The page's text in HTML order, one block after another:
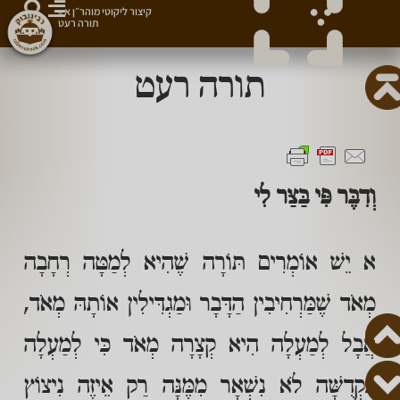
תורה רעט
וְדִבֶּר פִּי בַּצַּר לִי
א יֵשׁ אוֹמְרִים תּוֹרָה שֶׁהִיא לְמַטָּה רְחָבָה
מְאֹד שֶׁמַּרְחִיבִין הַדָּבָר וּמַגְדִּילִין אוֹתָהּ מְאֹד,
אֲבָל לְמַעְלָה הִיא קְצָרָה מְאֹד כִּי לְמַעְלָה
בִּקְדֻשָּׁה לֹא נִשְׁאָר מִמֶּנָּה רַק אֵיזֶה נִיצוֹץ
קיצור ליקוטי מוהר״ן א»
תורה רעט